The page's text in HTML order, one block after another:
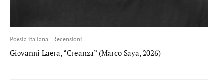
Poesia italiana Recensioni
Giovanni Laera, “Creanza” (Marco Saya, 2026)